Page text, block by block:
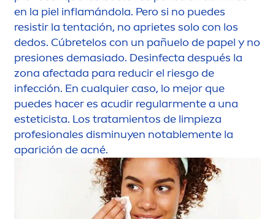
en la piel inflamándola. Pero si no puedes
resistir la tentación, no aprietes solo con los
dedos. Cúbretelos con un pañuelo de papel y no
presiones demasiado. Desinfecta después la
zona afectada para reducir el riesgo de
infección. En cualquier caso, lo mejor que
puedes hacer es acudir regularmente a una
esteticista. Los tratamientos de limpieza
profesionales disminuyen notablemente la
aparición de acné.